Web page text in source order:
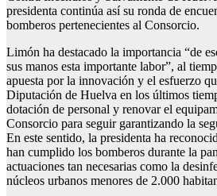
presidenta continúa así su ronda de
bomberos pertenecientes al Consorcio.
Limón ha destacado la importancia “de
sus manos esta importante labor”, al
apuesta por la innovación y el esfuerzo
Diputación de Huelva en los últimos
dotación de personal y renovar el
Consorcio para seguir garantizando la
En este sentido, la presidenta ha
han cumplido los bomberos durante la
actuaciones tan necesarias como la
núcleos urbanos menores de 2.000